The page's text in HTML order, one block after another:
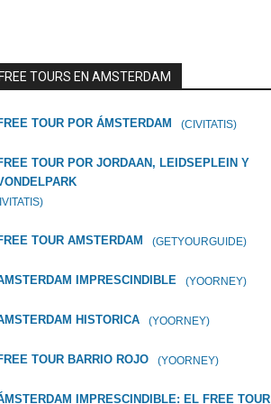
TOURS EN AMSTERDAM
TOUR POR ÁMSTERDAM (CIVITATIS)
TOUR POR JORDAAN, LEIDSEPLEIN Y
TOUR AMSTERDAM (GETYOURGUIDE)
IMPRESCINDIBLE (YOORNEY)
HISTORICA (YOORNEY)
TOUR BARRIO ROJO (YOORNEY)
IMPRESCINDIBLE: EL FREE TOUR